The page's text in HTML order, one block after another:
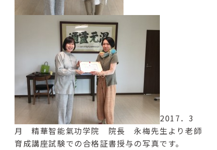
2017．3
月 精華智能氣功学院 院長 永梅先生より老師
育成講座試験での合格証書授与の写真です。